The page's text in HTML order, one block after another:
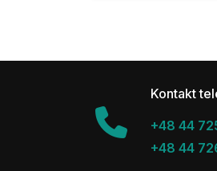
Kontakt
+48 44
+48 44